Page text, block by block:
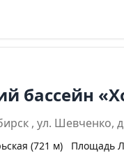
бассейн
г. Новосибирск , ул.
(721 м) Площадь